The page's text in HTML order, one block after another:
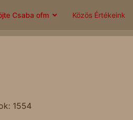
Csaba ofm Közös Értékeink
1554